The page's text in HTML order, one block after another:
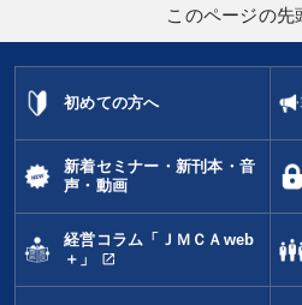
このページの先
初めての方へ
新着セミナー・新刊本・音
声・動画
経営コラム「ＪＭＣＡweb
＋」
open_in_new